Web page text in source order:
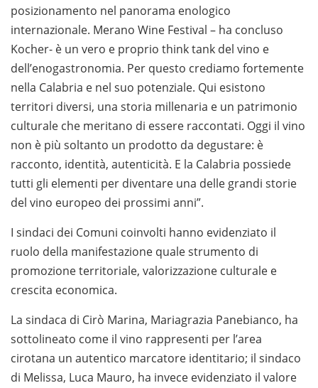
posizionamento nel panorama enologico
internazionale. Merano Wine Festival – ha concluso
Kocher- è un vero e proprio think tank del vino e
dell’enogastronomia. Per questo crediamo fortemente
nella Calabria e nel suo potenziale. Qui esistono
territori diversi, una storia millenaria e un patrimonio
culturale che meritano di essere raccontati. Oggi il vino
non è più soltanto un prodotto da degustare: è
racconto, identità, autenticità. E la Calabria possiede
tutti gli elementi per diventare una delle grandi storie
del vino europeo dei prossimi anni”.
I sindaci dei Comuni coinvolti hanno evidenziato il
ruolo della manifestazione quale strumento di
promozione territoriale, valorizzazione culturale e
crescita economica.
La sindaca di Cirò Marina, Mariagrazia Panebianco, ha
sottolineato come il vino rappresenti per l’area
cirotana un autentico marcatore identitario; il sindaco
di Melissa, Luca Mauro, ha invece evidenziato il valore